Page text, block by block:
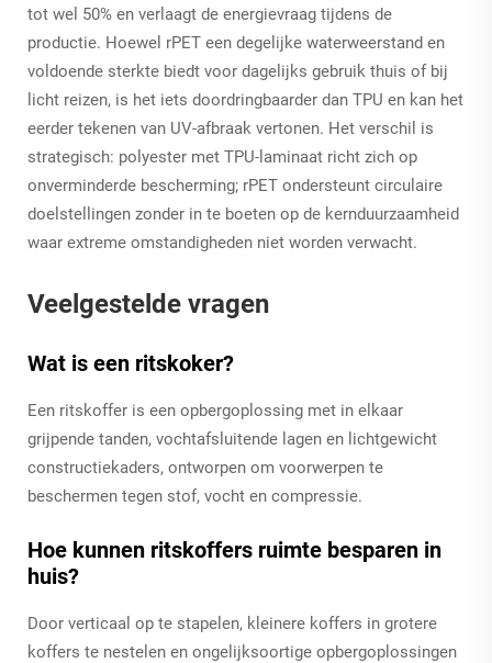
tot wel 50% en verlaagt de energievraag tijdens de
productie. Hoewel rPET een degelijke waterweerstand en
voldoende sterkte biedt voor dagelijks gebruik thuis of bij
licht reizen, is het iets doordringbaarder dan TPU en kan het
eerder tekenen van UV-afbraak vertonen. Het verschil is
strategisch: polyester met TPU-laminaat richt zich op
onverminderde bescherming; rPET ondersteunt circulaire
doelstellingen zonder in te boeten op de kernduurzaamheid
waar extreme omstandigheden niet worden verwacht.
Veelgestelde vragen
Wat is een ritskoker?
Een ritskoffer is een opbergoplossing met in elkaar
grijpende tanden, vochtafsluitende lagen en lichtgewicht
constructiekaders, ontworpen om voorwerpen te
beschermen tegen stof, vocht en compressie.
Hoe kunnen ritskoffers ruimte besparen in
huis?
Door verticaal op te stapelen, kleinere koffers in grotere
koffers te nestelen en ongelijksoortige opbergoplossingen